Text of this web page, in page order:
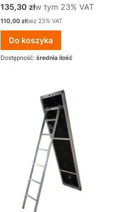
Cena brutto
135,30 złw tym %s VAT
w tym 23% VAT
Cena netto
110,00 złbez 23% VAT
Do koszyka
Dostępność: średnia ilość